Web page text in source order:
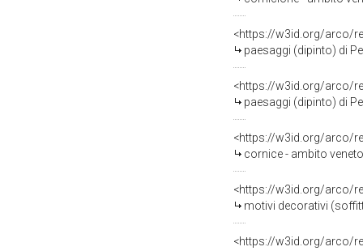
<https://w3id.org/arco/
paesaggi (dipinto) di
<https://w3id.org/arco/
paesaggi (dipinto) di
<https://w3id.org/arco/
cornice - ambito
<https://w3id.org/arco/
motivi decorativi
<https://w3id.org/arco/